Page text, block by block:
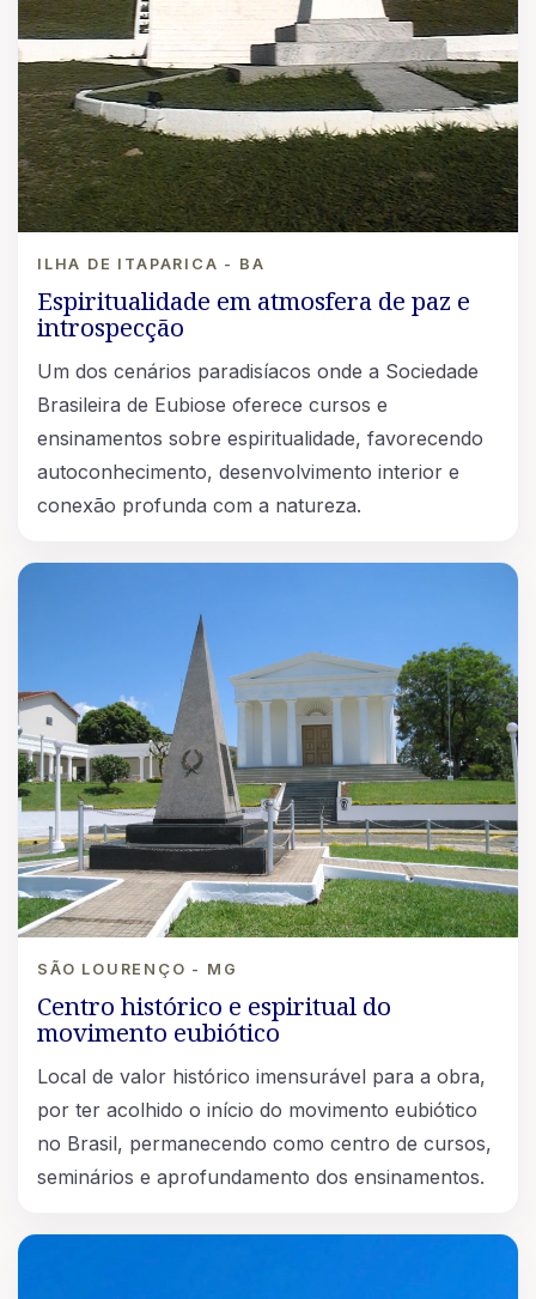
ILHA DE ITAPARICA - BA
Espiritualidade em atmosfera de paz e
introspecção
Um dos cenários paradisíacos onde a Sociedade
Brasileira de Eubiose oferece cursos e
ensinamentos sobre espiritualidade, favorecendo
autoconhecimento, desenvolvimento interior e
conexão profunda com a natureza.
SÃO LOURENÇO - MG
Centro histórico e espiritual do
movimento eubiótico
Local de valor histórico imensurável para a obra,
por ter acolhido o início do movimento eubiótico
no Brasil, permanecendo como centro de cursos,
seminários e aprofundamento dos ensinamentos.